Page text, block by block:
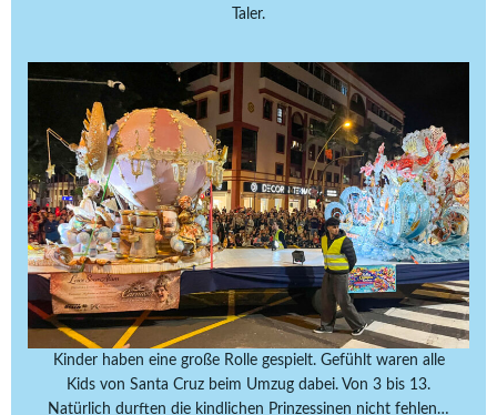
Taler.
Kinder haben eine große Rolle gespielt. Gefühlt waren alle
Kids von Santa Cruz beim Umzug dabei. Von 3 bis 13.
Natürlich durften die kindlichen Prinzessinen nicht fehlen…